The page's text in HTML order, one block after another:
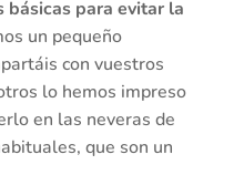
básicas para evitar la
un pequeño
con vuestros
lo hemos impreso
en las neveras de
que son un